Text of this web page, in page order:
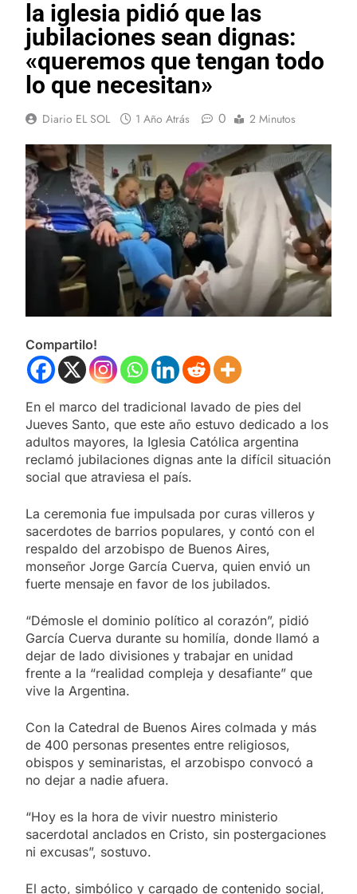
la iglesia pidió que las
jubilaciones sean dignas:
«queremos que tengan todo
lo que necesitan»
Diario EL SOL 1 Año Atrás 0 2 Minutos
Compartilo!
En el marco del tradicional lavado de pies del
Jueves Santo, que este año estuvo dedicado a los
adultos mayores, la Iglesia Católica argentina
reclamó jubilaciones dignas ante la difícil situación
social que atraviesa el país.
La ceremonia fue impulsada por curas villeros y
sacerdotes de barrios populares, y contó con el
respaldo del arzobispo de Buenos Aires,
monseñor Jorge García Cuerva, quien envió un
fuerte mensaje en favor de los jubilados.
“Démosle el dominio político al corazón”, pidió
García Cuerva durante su homilía, donde llamó a
dejar de lado divisiones y trabajar en unidad
frente a la “realidad compleja y desafiante” que
vive la Argentina.
Con la Catedral de Buenos Aires colmada y más
de 400 personas presentes entre religiosos,
obispos y seminaristas, el arzobispo convocó a
no dejar a nadie afuera.
“Hoy es la hora de vivir nuestro ministerio
sacerdotal anclados en Cristo, sin postergaciones
ni excusas”, sostuvo.
El acto, simbólico y cargado de contenido social,